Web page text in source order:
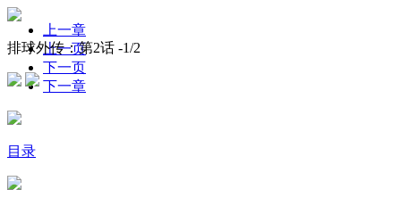
排球外传：第2话 -1/2
上一章
上一页
下一页
下一章
目录